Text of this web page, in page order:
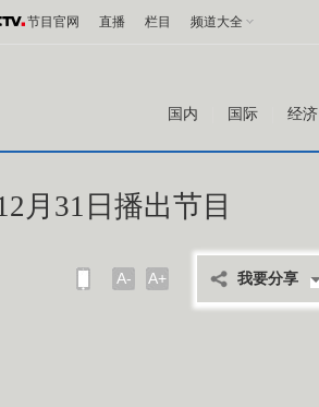
节目官网 直播 栏目 频道大全
国内 国际 经济
月31日播出节目
A- A+ 我要分享